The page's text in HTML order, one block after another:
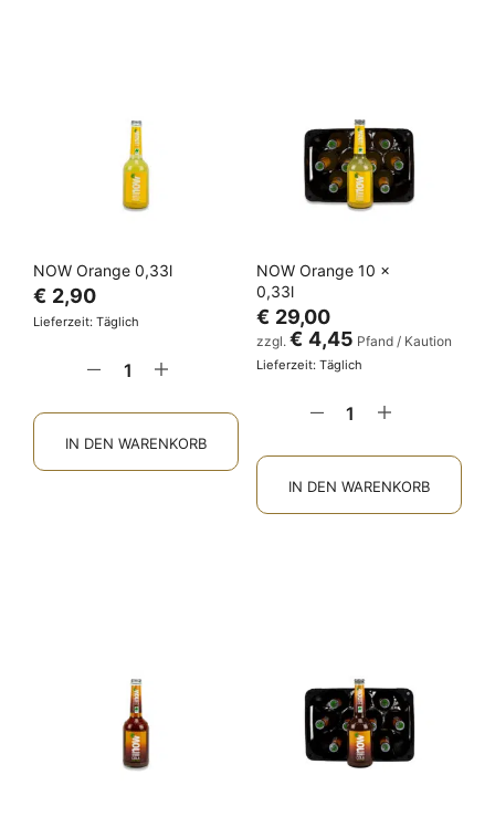
NOW Orange 0,33l
€ 2,90
Lieferzeit: Täglich
IN DEN WARENKORB
NOW Orange 10 x
0,33l
€ 29,00
zzgl. € 4,45 Pfand / Kaution
Lieferzeit: Täglich
IN DEN WARENKORB